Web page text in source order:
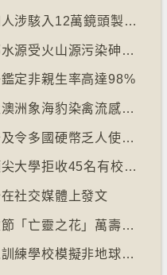
【十萬八千里】韓國拘捕四人涉駭入12萬鏡頭製色情內容
【十萬八千里】阿根廷北部水源受火山源污染砷含量超標
定非親生率高達98%
【十萬八千里】南極海豹及澳洲象海豹染禽流感病毒恐擴散
【十萬八千里】電子支付普及令多國硬幣乏人使用甚至停產
【十萬八千里】韓國六所頂尖大學拒收45名有校園暴力紀錄者入學
社交媒體上發文
【十萬八千里】墨西哥亡靈節「亡靈之花」萬壽菊失收
【十萬八千里】瑞士太空人訓練學校模擬非地球生活